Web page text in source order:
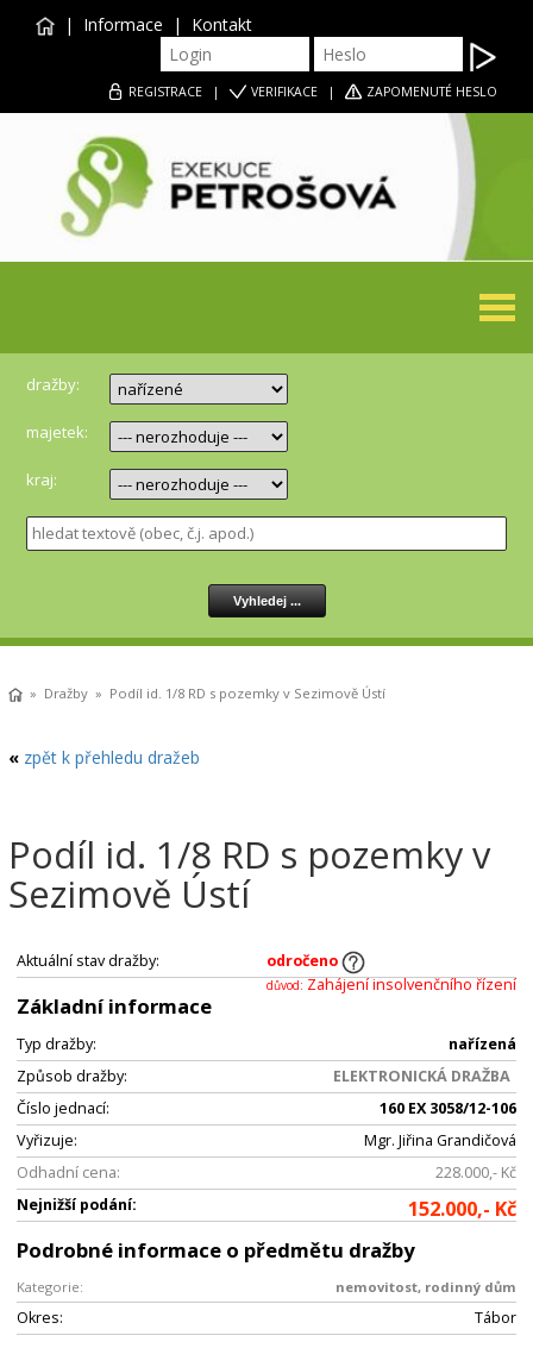
| Informace | Kontakt
REGISTRACE | VERIFIKACE | ZAPOMENUTÉ HESLO
dražby:
majetek:
kraj:
» Dražby » Podíl id. 1/8 RD s pozemky v Sezimově Ústí
« zpět k přehledu dražeb
Podíl id. 1/8 RD s pozemky v
Sezimově Ústí
Aktuální stav dražby: odročeno
důvod:Zahájení insolvenčního řízení
Základní informace
Typ dražby:
nařízená
Způsob dražby:
ELEKTRONICKÁ DRAŽBA
Číslo jednací:
160 EX 3058/12-106
Vyřizuje:
Mgr. Jiřina Grandičová
Odhadní cena:
228.000,- Kč
Nejnižší podání:
152.000,- Kč
Podrobné informace o předmětu dražby
Kategorie: nemovitost, rodinný dům
Okres: Tábor